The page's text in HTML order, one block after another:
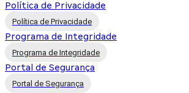
Política de Privacidade
Política de Privacidade
Programa de Integridade
Programa de Integridade
Portal de Segurança
Portal de Segurança